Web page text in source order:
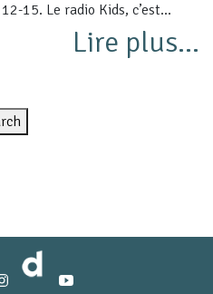
15. Le radio Kids, c’est...
Lire plus...